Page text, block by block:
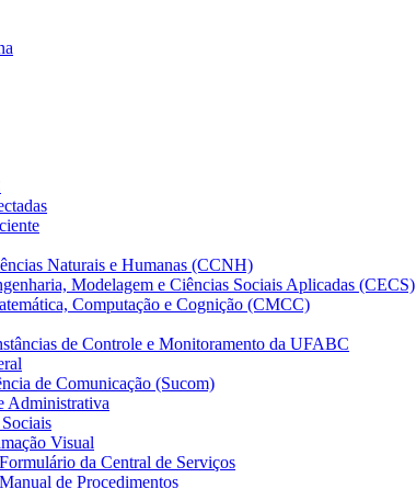
Naturais e Humanas (CCNH)
Modelagem e Ciências Sociais Aplicadas (CECS)
Computação e Cognição (CMCC)
de Controle e Monitoramento da UFABC
de Comunicação (Sucom)
Administrativa
Visual
Formulário da Central de Serviços
Manual de Procedimentos